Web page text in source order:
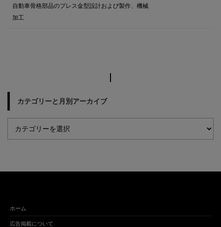
自動車骨格部品のプレス金型設計および製作、機械
加工
カテゴリーと月別アーカイブ
ホーム
広告掲載について